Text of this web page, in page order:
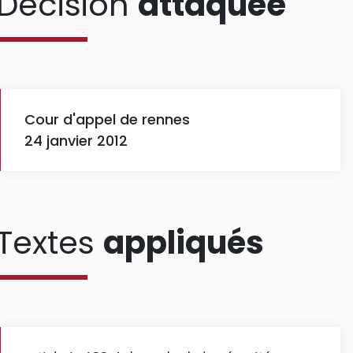
Cour d'appel de rennes
24 janvier 2012
appliqués